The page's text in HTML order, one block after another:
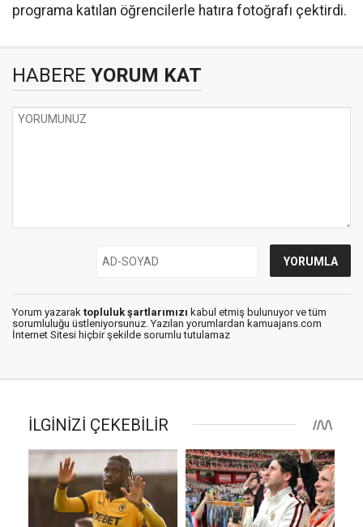
programa katılan öğrencilerle hatıra fotoğrafı çektirdi.
HABERE YORUM KAT
Yorum yazarak topluluk şartlarımızı kabul etmiş bulunuyor ve tüm
sorumluluğu üstleniyorsunuz. Yazılan yorumlardan kamuajans.com
İnternet Sitesi hiçbir şekilde sorumlu tutulamaz